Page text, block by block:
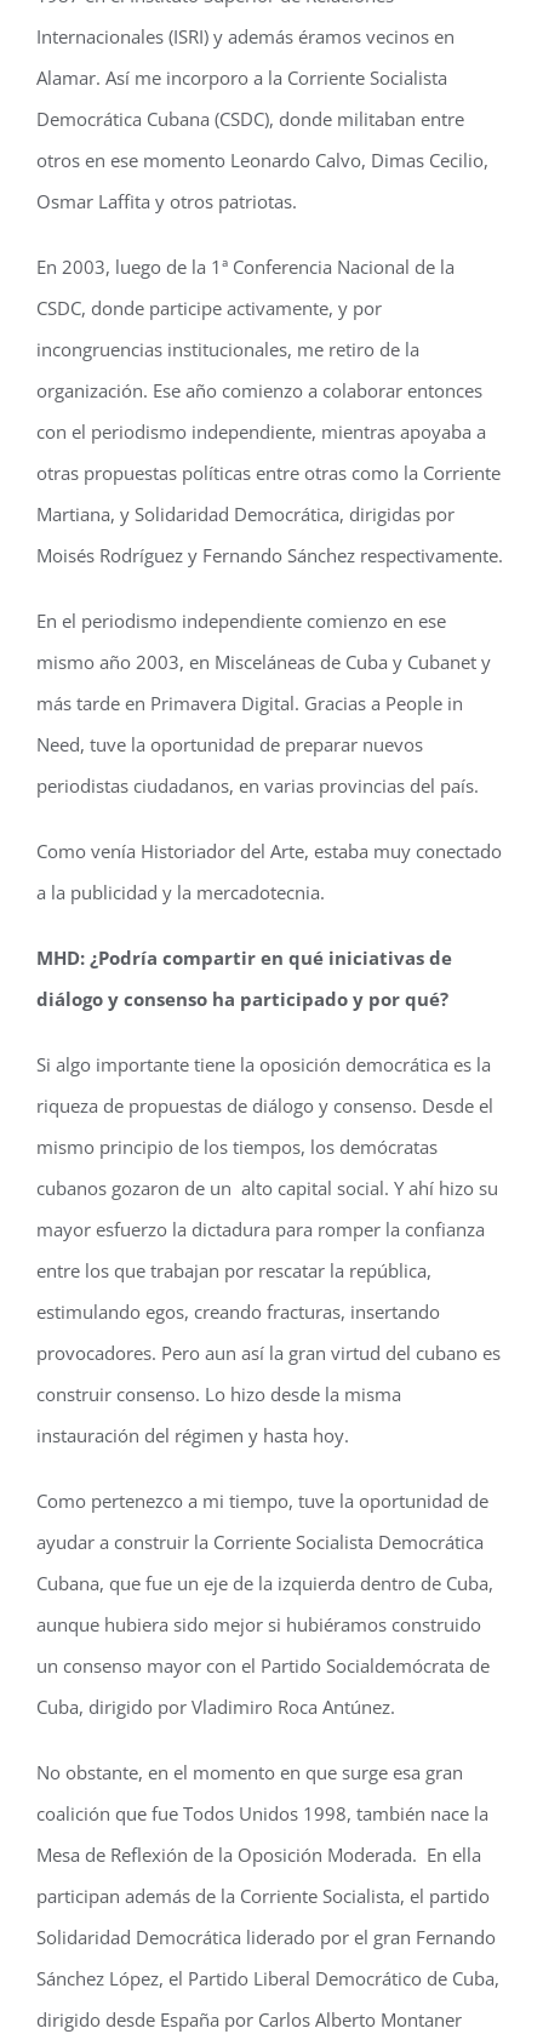
Internacionales (ISRI) y además éramos vecinos en
Alamar. Así me incorporo a la Corriente Socialista
Democrática Cubana (CSDC), donde militaban entre
otros en ese momento Leonardo Calvo, Dimas Cecilio,
Osmar Laffita y otros patriotas.
En 2003, luego de la 1ª Conferencia Nacional de la
CSDC, donde participe activamente, y por
incongruencias institucionales, me retiro de la
organización. Ese año comienzo a colaborar entonces
con el periodismo independiente, mientras apoyaba a
otras propuestas políticas entre otras como la Corriente
Martiana, y Solidaridad Democrática, dirigidas por
Moisés Rodríguez y Fernando Sánchez respectivamente.
En el periodismo independiente comienzo en ese
mismo año 2003, en Misceláneas de Cuba y Cubanet y
más tarde en Primavera Digital. Gracias a People in
Need, tuve la oportunidad de preparar nuevos
periodistas ciudadanos, en varias provincias del país.
Como venía Historiador del Arte, estaba muy conectado
a la publicidad y la mercadotecnia.
MHD: ¿Podría compartir en qué iniciativas de
diálogo y consenso ha participado y por qué?
Si algo importante tiene la oposición democrática es la
riqueza de propuestas de diálogo y consenso. Desde el
mismo principio de los tiempos, los demócratas
cubanos gozaron de un alto capital social. Y ahí hizo su
mayor esfuerzo la dictadura para romper la confianza
entre los que trabajan por rescatar la república,
estimulando egos, creando fracturas, insertando
provocadores. Pero aun así la gran virtud del cubano es
construir consenso. Lo hizo desde la misma
instauración del régimen y hasta hoy.
Como pertenezco a mi tiempo, tuve la oportunidad de
ayudar a construir la Corriente Socialista Democrática
Cubana, que fue un eje de la izquierda dentro de Cuba,
aunque hubiera sido mejor si hubiéramos construido
un consenso mayor con el Partido Socialdemócrata de
Cuba, dirigido por Vladimiro Roca Antúnez.
No obstante, en el momento en que surge esa gran
coalición que fue Todos Unidos 1998, también nace la
Mesa de Reflexión de la Oposición Moderada. En ella
participan además de la Corriente Socialista, el partido
Solidaridad Democrática liderado por el gran Fernando
Sánchez López, el Partido Liberal Democrático de Cuba,
dirigido desde España por Carlos Alberto Montaner